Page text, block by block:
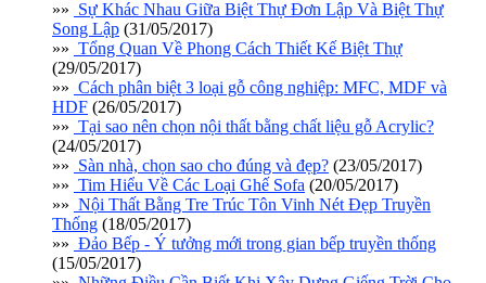
»» Sự Khác Nhau Giữa Biệt Thự Đơn Lập Và Biệt Thự
Song Lập (31/05/2017)
»» Tổng Quan Về Phong Cách Thiết Kế Biệt Thự
(29/05/2017)
»» Cách phân biệt 3 loại gỗ công nghiệp: MFC, MDF và
HDF (26/05/2017)
»» Tại sao nên chọn nội thất bằng chất liệu gỗ Acrylic?
(24/05/2017)
»» Sàn nhà, chọn sao cho đúng và đẹp? (23/05/2017)
»» Tim Hiểu Về Các Loại Ghế Sofa (20/05/2017)
»» Nội Thất Bằng Tre Trúc Tôn Vinh Nét Đẹp Truyền
Thống (18/05/2017)
»» Đảo Bếp - Ý tưởng mới trong gian bếp truyền thống
(15/05/2017)